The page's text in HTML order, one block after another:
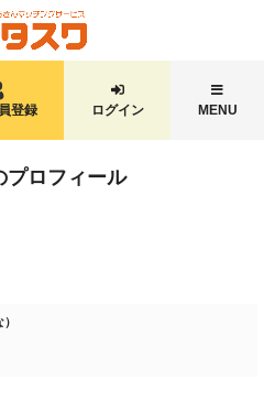
登録 ログイン MENU
プロフィール